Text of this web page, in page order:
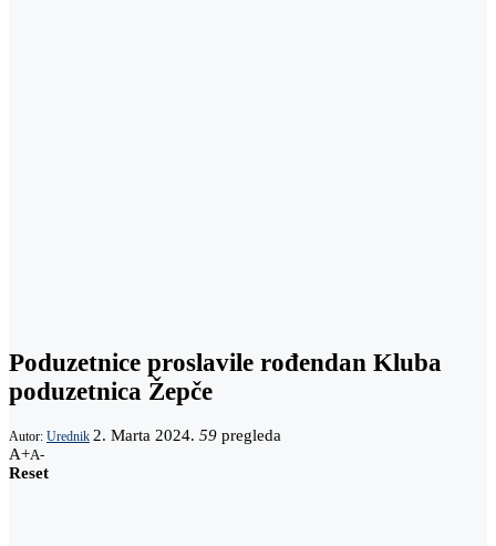
Poduzetnice proslavile rođendan Kluba
poduzetnica Žepče
Autor: Urednik 2. Marta 2024. 59 pregleda
A+A-
Reset